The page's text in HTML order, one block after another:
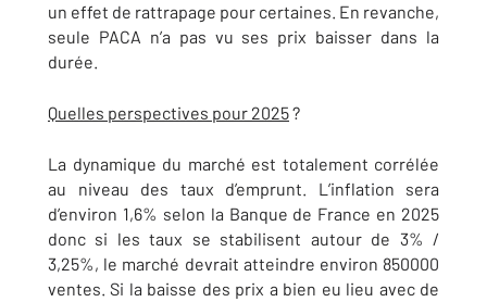
un effet de rattrapage pour certaines. En revanche,
seule PACA n’a pas vu ses prix baisser dans la
durée.
Quelles perspectives pour 2025?
La dynamique du marché est totalement corrélée
au niveau des taux d’emprunt. L’inflation sera
d’environ 1,6% selon la Banque de France en 2025
donc si les taux se stabilisent autour de 3% /
3,25%, le marché devrait atteindre environ 850000
ventes. Si la baisse des prix a bien eu lieu avec de